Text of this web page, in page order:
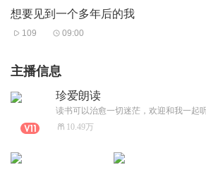
想要见到一个多年后的我
109 09:00
主播信息
珍爱朗读
10.49万